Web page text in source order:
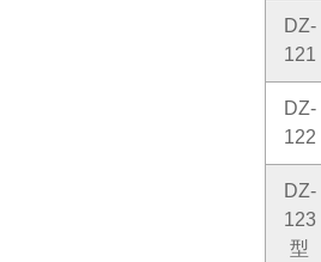
DZ-
121
DZ-
122
DZ-
123
型